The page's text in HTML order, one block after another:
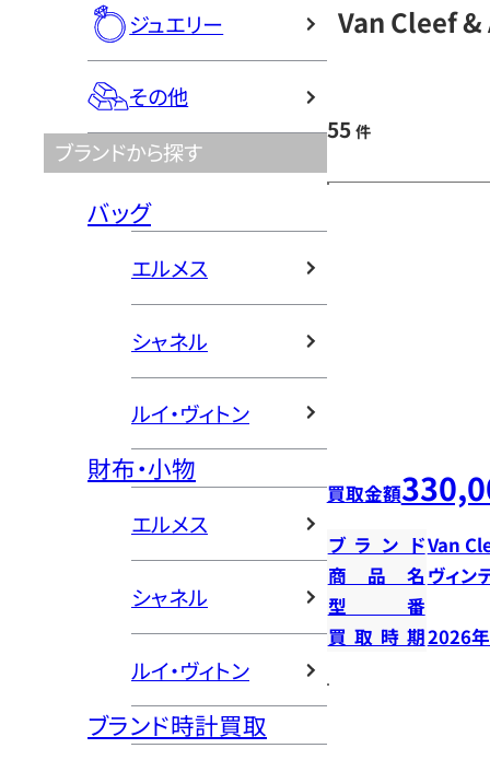
ジュエリー
その他
ブランドから探す
バッグ
エルメス
シャネル
ルイ・ヴィトン
財布・小物
エルメス
シャネル
ルイ・ヴィトン
ブランド時計買取
Van Cleef &
55 件
買取金額
ブランドVan
商品名 ヴィン
型番
買取時期2026